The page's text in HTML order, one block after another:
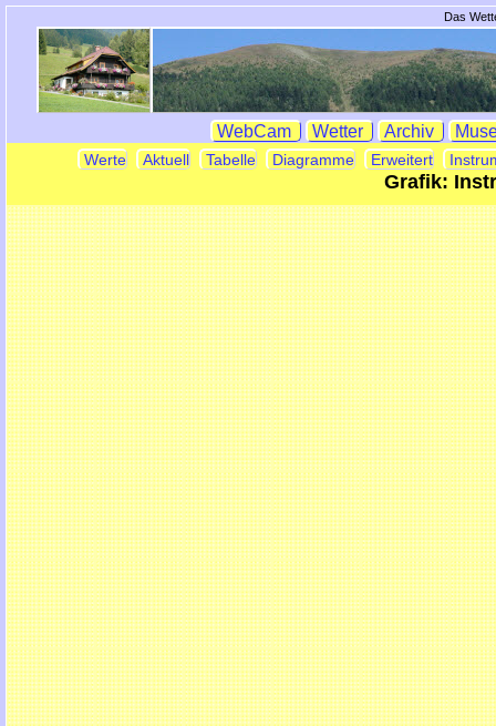
Das
WebCam Wetter Archiv
Werte Aktuell Tabelle Diagramme Erweitert
Grafik: